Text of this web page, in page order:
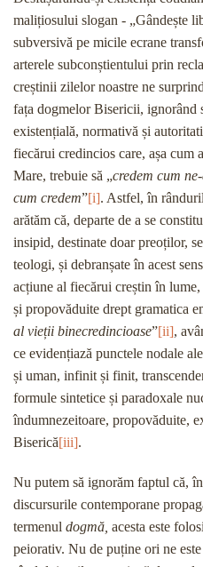
malițiosului slogan - „Gândește
subversivă pe micile ecrane
arterele subconștientului prin
creștinii zilelor noastre ne
fața dogmelor Bisericii, ignorând
existențială, normativă și
fiecărui credincios care, așa cum
Mare, trebuie să „credem cum
cum credem”[i]. Astfel, în
arătăm că, departe de a se
insipid, destinate doar preoților,
teologi, și debranșate în acest
acțiune al fiecărui creștin în
și propovăduite drept gramatica
al vieții binecredincioase”[ii],
ce evidențiază punctele nodale
și uman, infinit și finit,
formule sintetice și paradoxale
îndumnezeitoare, propovăduite,
Biserică[iii].
Nu putem să ignorăm faptul că,
discursurile contemporane
termenul dogmă, acesta este
peiorativ. Nu de puține ori ne